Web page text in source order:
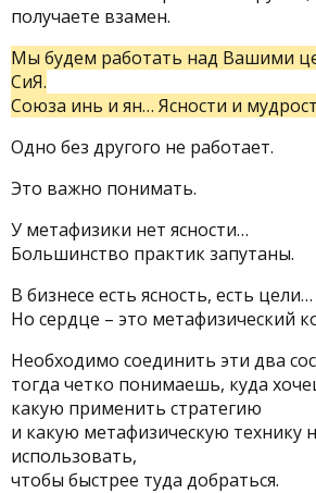
получаете взамен.
Мы будем работать над Вашими
СиЯ.
Союза инь и ян… Ясности и
Одно без другого не работает.
Это важно понимать.
У метафизики нет ясности…
Большинство практик запутаны.
В бизнесе есть ясность, есть цели…
Но сердце – это метафизический
Необходимо соединить эти два
тогда четко понимаешь, куда
какую применить стратегию
и какую метафизическую технику
использовать,
чтобы быстрее туда добраться.